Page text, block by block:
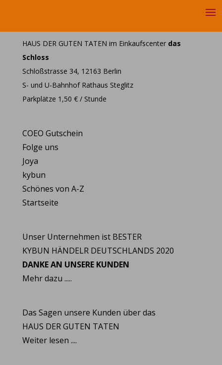
HAUS DER GUTEN TATEN im Einkaufscenter das
Schloss
Schloßstrasse 34, 12163 Berlin
S- und U-Bahnhof Rathaus Steglitz
Parkplätze 1,50 € / Stunde
COEO Gutschein
Folge uns
Joya
kybun
Schönes von A-Z
Startseite
Unser Unternehmen ist BESTER
KYBUN HÄNDELR DEUTSCHLANDS 2020
DANKE AN UNSERE KUNDEN
Mehr dazu .....
Das Sagen unsere Kunden über das
HAUS DER GUTEN TATEN
Weiter lesen ....